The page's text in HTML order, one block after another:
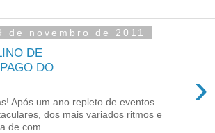
novembro de 2011
DE
DO
›
Após um ano repleto de eventos
dos mais variados ritmos e
de com...